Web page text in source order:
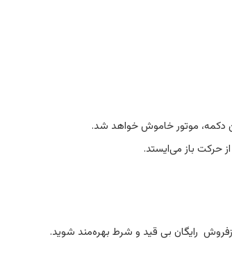
دکمه، موتور خاموش خواهد شد.
حرکت باز می­‌ایستد.